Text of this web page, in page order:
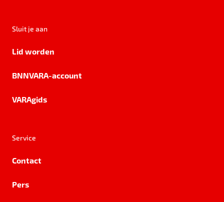
Sluit je aan
Lid worden
BNNVARA-account
VARAgids
Service
Contact
Pers